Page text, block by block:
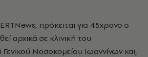
πρόκειται για 45χρονο ο
αρχικά σε κλινική του
Νοσοκομείου Ιωαννίνων και,